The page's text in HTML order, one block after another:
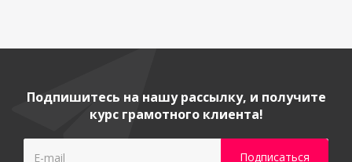
Подпишитесь на нашу рассылку, и получите
курс грамотного клиента!